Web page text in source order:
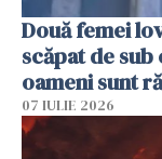
Două femei
scăpat de
oameni sunt
07 IULIE 2026